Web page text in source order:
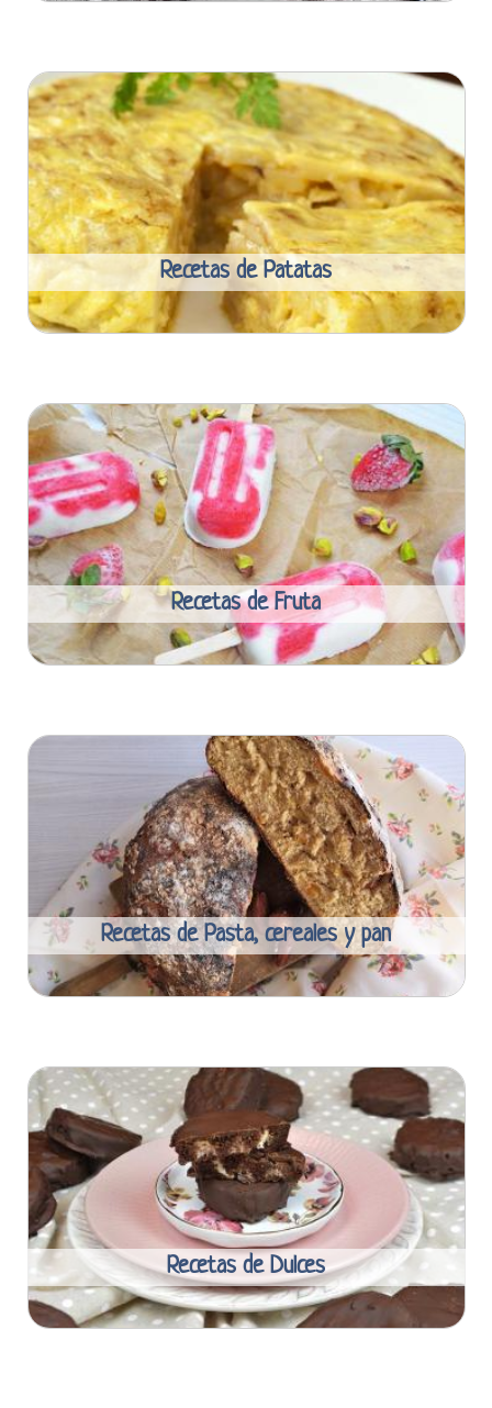
Recetas de Patatas
Recetas de Fruta
Recetas de Pasta, cereales y pan
Recetas de Dulces